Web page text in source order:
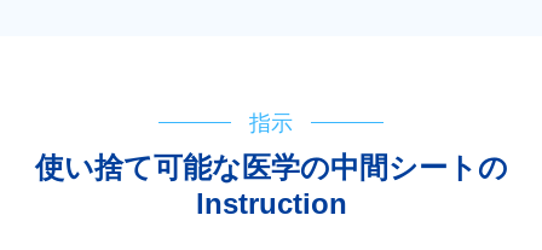
指示
使い捨て可能な医学の中間シートの
lnstruction